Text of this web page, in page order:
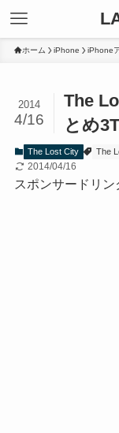
ホーム iPhone iPhone
The
とめ3
2014
4/16
The Lost City The
2014/04/16
スポンサードリン